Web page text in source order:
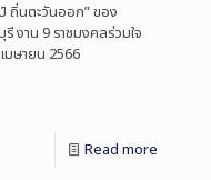
ถิ่นตะวันออก” ของ
าน 9 ราชมงคลร่วมใจ
มษายน 2566
Read more